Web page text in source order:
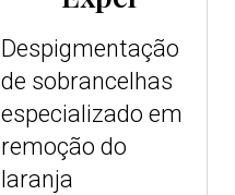
Despigmentação
de sobrancelhas
especializado em
remoção do
laranja